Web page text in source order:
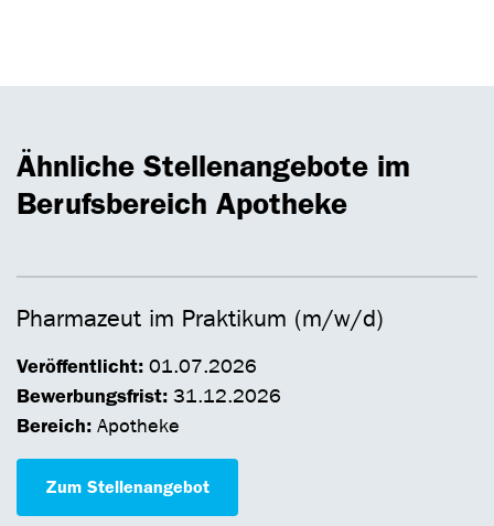
Ähnliche Stellenangebote im
Berufsbereich Apotheke
Pharmazeut im Praktikum (m/w/d)
Veröffentlicht: 01.07.2026
Bewerbungsfrist: 31.12.2026
Bereich: Apotheke
Zum Stellenangebot